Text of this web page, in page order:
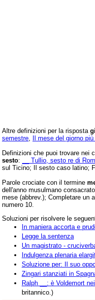
Altre definizioni per la risposta
semestre Il mese del giorno più
Definizioni che puoi trovare nei
sesto: __ Tullio, sesto re di
sul Ticino; Il sesto caso latino;
Parole crociate con il termine
dell'anno musulmano
mese (abbrev.); Completare un
numero 10.
Soluzioni per risolvere le
In maniera accorta e
Legge la sentenza
Un magistrato -
Indulgenza plenaria
Soluzione per: Il suo
Zingari stanziati in
Ralph __: è Voldemort
britannico.)